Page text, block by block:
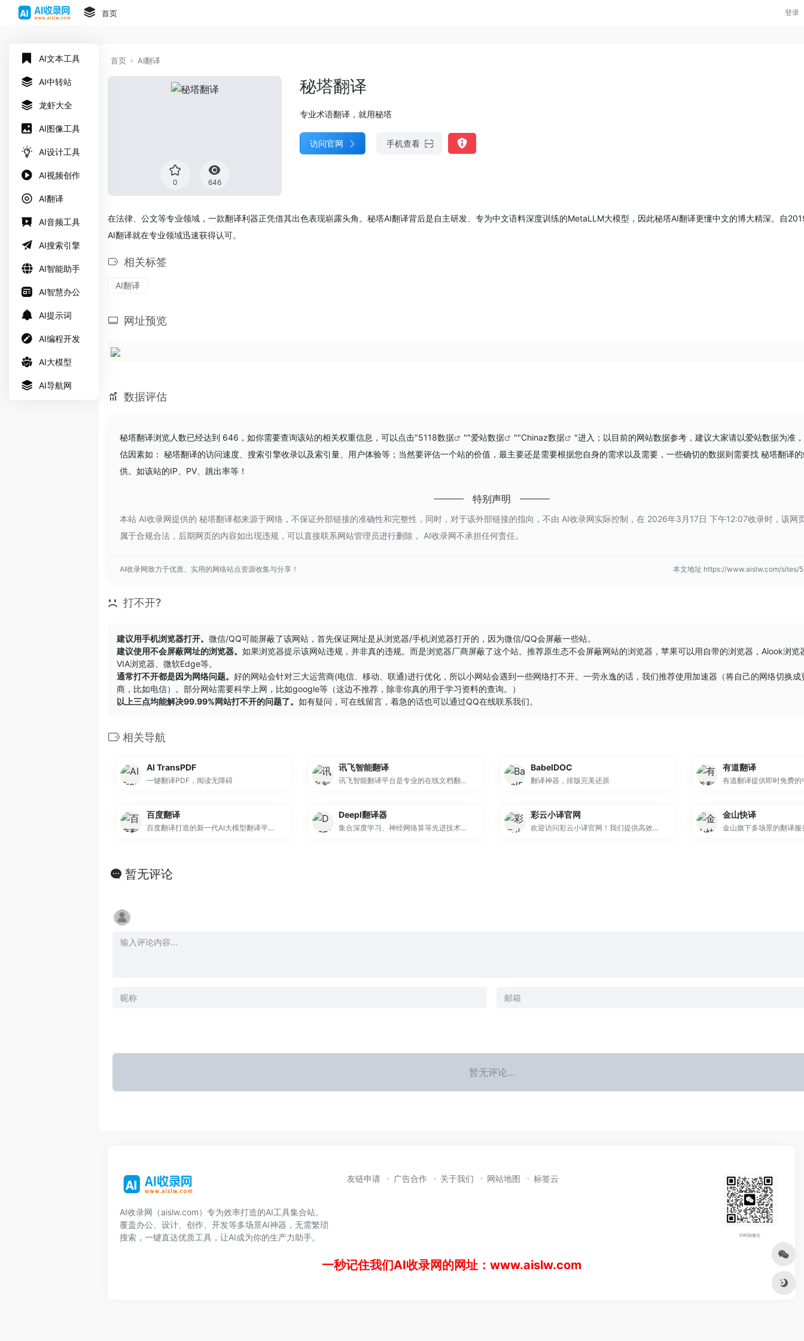
首页 登录
AI文本工具
AI中转站
龙虾大全
AI图像工具
AI设计工具
AI视频创作
AI翻译
AI音频工具
AI搜索引擎
AI智能助手
AI智慧办公
AI提示词
AI编程开发
AI大模型
AI导航网
首页 AI翻译
0 646
秘塔翻译
专业术语翻译，就用秘塔
访问官网 手机查看
在法律、公文等专业领域，一款翻译利器正凭借其出色表现崭露头角。秘塔AI翻译背后是自主研发、专为中文语料深度训练的MetaLLM大模型，因此秘塔AI翻译更懂中文的博大精深。自
AI翻译就在专业领域迅速获得认可。
相关标签
AI翻译
网址预览
数据评估
秘塔翻译浏览人数已经达到 646，如你需要查询该站的相关权重信息，可以点击"5118数据 ""爱站数据 ""Chinaz数据
"进入；以目前的网站数据参考，建议大家请以爱站数据为准
估因素如： 秘塔翻译的访问速度、搜索引擎收录以及索引量、用户体验等；当然要评估一个站的价值，最主要还是需要根据您自身的需求以及需要，一些确切的数据则需要找 秘塔翻译
供。如该站的IP、PV、跳出率等！
特别声明
本站 AI收录网提供的 秘塔翻译都来源于网络，不保证外部链接的准确性和完整性，同时，对于该外部链接的指向，不由 AI收录网实际控制，在 2026年3月17日 下午12:07收录时，该网
属于合规合法，后期网页的内容如出现违规，可以直接联系网站管理员进行删除， AI收录网不承担任何责任。
AI收录网致力于优质、实用的网络站点资源收集与分享！ 本文地址 https://www.aislw.com/sites/
打不开?
建议用手机浏览器打开。 微信/QQ可能屏蔽了该网站，首先保证网址是从浏览器/手机浏览器打开的，因为微信/QQ会屏蔽一些站。
建议使用不会屏蔽网址的浏览器。 如果浏览器提示该网站违规，并非真的违规。而是浏览器厂商屏蔽了这个站。推荐原生态不会屏蔽网站的浏览器，苹果可以用自带的浏览器， Alook浏览
VIA浏览器
微软Edge等。
通常打不开都是因为网络问题。 好的网站会针对三大运营商(电信、移动、联通)进行优化，所以小网站会遇到一些网络打不开。一劳永逸的话，我们推荐使用加速器（将自己的网络切换成
商，比如电信）。部分网站需要科学上网，比如google等（这边不推荐，除非你真的用于学习资料的查询。）
以上三点均能解决99.99%网站打不开的问题了。 如有疑问，可在线留言，着急的话也可以通过QQ在线联系我们。
相关导航
AI TransPDF
一键翻译PDF，阅读无障碍
讯飞智能翻译
讯飞智能翻译平台是专业的在线文档翻译平台,提供PDF/Word/Excel/PPT文件翻译、图片识别翻译、在线翻译等服务,支持22种文档格式以及60多种语种和中文互译,译文结果高度还原原文样式排版。涵盖期刊论文、法律、金融、计算机、能源、体育、医疗等多个领域翻译，翻译更精准。
BabelDOC
翻译神器，排版完美还原
有道翻译
百度翻译
百度翻译打造的新一代AI大模型翻译平台，为用户提供翻译和阅读外文场景的一站式智能解决方案，支持中文、英文、日语、韩语、德语、法语等203种语言，包括文档翻译、AI翻译、英文润色、双语审校、语法分析等多种能力，是智能时代的翻译新质生产力。
Deepl翻译器
集合深度学习、神经网络算等先进技术的新一代AI翻译神器
彩云小译官网
欢迎访问彩云小译官网！我们提供高效准确的在线翻译工具，包括文字翻译、文档翻译、网页翻译、术语库、浏览器插件和双语对照服务。借助先进的人工智能技术，彩云小译能够满足您的多语言沟通需求。
金山快译
金山旗下多场景的翻译服
暂无评论
暂无评论...
AI收录网（aislw.com）专为效率打造的AI工具集合站。
覆盖办公、设计、创作、开发等多场景AI神器，无需繁琐
搜索，一键直达优质工具，让AI成为你的生产力助手。
友链申请 广告合作 关于我们 网站地图 标签云
扫码加微信
一秒记住我们AI收录网的网址：www.aislw.com